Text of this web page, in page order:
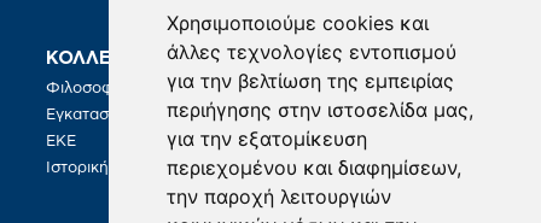
Χρησιμοποιούμε cookies και
άλλες τεχνολογίες εντοπισμού
για την βελτίωση της εμπειρίας
περιήγησης στην ιστοσελίδα μας,
για την εξατομίκευση
περιεχομένου και διαφημίσεων,
την παροχή λειτουργιών
ΚΟΛΛΕΓΙΟ
Φιλοσοφία
Εγκαταστάσεις
ΕΚΕ
Ιστορική Διαδρομή
ΣΠΟΥΔΕΣ
BA in Hospitality Management
ΚΑΡΙΕΡΑ
Γραφείο Σταδιοδρομίας